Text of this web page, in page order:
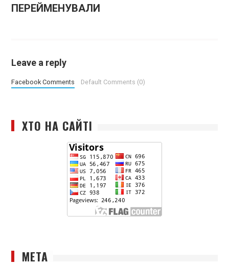
ПЕРЕЙМЕНУВАЛИ
Leave a reply
Facebook Comments Default Comments (0)
ХТО НА САЙТІ
МЕТА